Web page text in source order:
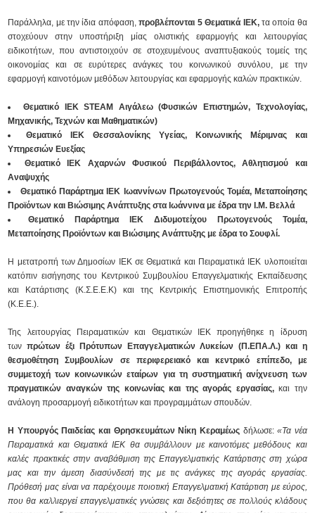
Παράλληλα, με την ίδια απόφαση,προβλέπονται 5 Θεματικά ΙΕΚ,τα οποία θα
στοχεύουν στην υποστήριξη μίας ολιστικής εφαρμογής και λειτουργίας
ειδικοτήτων, που αντιστοιχούν σε στοχευμένους αναπτυξιακούς τομείς της
οικονομίας και σε ευρύτερες ανάγκες του κοινωνικού συνόλου, με την
εφαρμογή καινοτόμων μεθόδων λειτουργίας και εφαρμογής καλών πρακτικών.
Θεματικό ΙΕΚ STEAM Αιγάλεω (Φυσικών Επιστημών, Τεχνολογίας,
Μηχανικής, Τεχνών και Μαθηματικών)
Θεματικό ΙΕΚ Θεσσαλονίκης Υγείας, Κοινωνικής Μέριμνας και
Υπηρεσιών Ευεξίας
Θεματικό ΙΕΚ Αχαρνών Φυσικού Περιβάλλοντος, Αθλητισμού και
Αναψυχής
Θεματικό Παράρτημα ΙΕΚ Ιωαννίνων Πρωτογενούς Τομέα, Μεταποίησης
Προϊόντων και Βιώσιμης Ανάπτυξης στα Ιωάννινα με έδρα την Ι.Μ. Βελλά
Θεματικό Παράρτημα ΙΕΚ Διδυμοτείχου Πρωτογενούς Τομέα,
Μεταποίησης Προϊόντων και Βιώσιμης Ανάπτυξης με έδρα το Σουφλί.
Η μετατροπή των Δημοσίων ΙΕΚ σε Θεματικά και Πειραματικά ΙΕΚ υλοποιείται
κατόπιν εισήγησης του Κεντρικού Συμβουλίου Επαγγελματικής Εκπαίδευσης
και Κατάρτισης (Κ.Σ.Ε.Ε.Κ) και της Κεντρικής Επιστημονικής Επιτροπής
(Κ.Ε.Ε.).
Της λειτουργίας Πειραματικών και Θεματικών ΙΕΚ προηγήθηκε η ίδρυση
τωνπρώτων έξι Πρότυπων Επαγγελματικών Λυκείων (Π.ΕΠΑ.Λ.) και η
θεσμοθέτηση Συμβουλίων σε περιφερειακό και κεντρικό επίπεδο, με
συμμετοχή των κοινωνικών εταίρων για τη συστηματική ανίχνευση των
πραγματικών αναγκών της κοινωνίας και της αγοράς εργασίας,και την
ανάλογη προσαρμογή ειδικοτήτων και προγραμμάτων σπουδών.
Η Υπουργός Παιδείας και Θρησκευμάτων Νίκη Κεραμέωςδήλωσε:«Τα νέα
Πειραματικά και Θεματικά ΙΕΚ θα συμβάλλουν με καινοτόμες μεθόδους και
καλές πρακτικές στην αναβάθμιση της Επαγγελματικής Κατάρτισης στη χώρα
μας και την άμεση διασύνδεσή της με τις ανάγκες της αγοράς εργασίας.
Πρόθεσή μας είναι να παρέχουμε ποιοτική Επαγγελματική Κατάρτιση με εύρος,
που θα καλλιεργεί επαγγελματικές γνώσεις και δεξιότητες σε πολλούς κλάδους